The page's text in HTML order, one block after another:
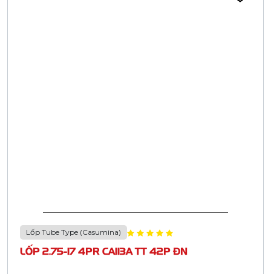
Lốp Tube Type (Casumina)
LỐP 2.75-17 4PR CA113A TT 42P ĐN